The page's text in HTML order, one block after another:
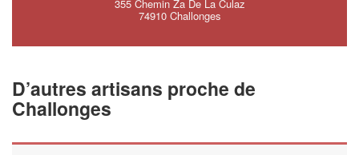
355 Chemin Za De La Culaz
74910 Challonges
D’autres artisans proche de
Challonges